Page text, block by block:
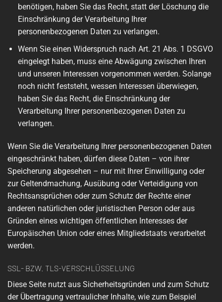
benötigen, haben Sie das Recht, statt der Löschung die
Einschränkung der Verarbeitung Ihrer
personenbezogenen Daten zu verlangen.
Wenn Sie einen Widerspruch nach Art. 21 Abs. 1 DSGVO
eingelegt haben, muss eine Abwägung zwischen Ihren
und unseren Interessen vorgenommen werden. Solange
noch nicht feststeht, wessen Interessen überwiegen,
haben Sie das Recht, die Einschränkung der
Verarbeitung Ihrer personenbezogenen Daten zu
verlangen.
Wenn Sie die Verarbeitung Ihrer personenbezogenen Daten
eingeschränkt haben, dürfen diese Daten – von ihrer
Speicherung abgesehen – nur mit Ihrer Einwilligung oder
zur Geltendmachung, Ausübung oder Verteidigung von
Rechtsansprüchen oder zum Schutz der Rechte einer
anderen natürlichen oder juristischen Person oder aus
Gründen eines wichtigen öffentlichen Interesses der
Europäischen Union oder eines Mitgliedstaats verarbeitet
werden.
SSL- BZW. TLS-VERSCHLÜSSELUNG
Diese Seite nutzt aus Sicherheitsgründen und zum Schutz
der Übertragung vertraulicher Inhalte, wie zum Beispiel